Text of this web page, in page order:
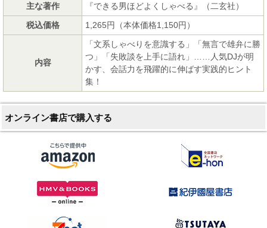
主な著作
『できる男ほどよくしゃべる』（二玄社）
税込価格
1,265円（本体価格1,150円）
内容
「文系しゃべりを意識する」「無言で雄弁に勝
つ」「失敗談を上手に語れ」……人気DJが明
かす、会話力を飛躍的に伸ばす実践的ヒント
集！
オンライン書店で購入する